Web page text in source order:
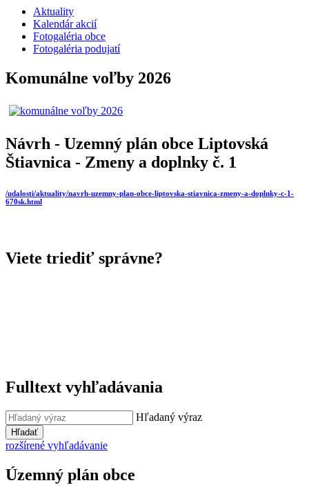
Aktuality
Kalendár akcií
Fotogaléria obce
Fotogaléria podujatí
Komunálne voľby 2026
Návrh - Uzemný plán obce Liptovská
Štiavnica - Zmeny a doplnky č. 1
/udalosti/aktuality/navrh-uzemny-plan-obce-liptovska-stiavnica-zmeny-a-doplnky-c-1-
670sk.html
Viete triediť správne?
Fulltext vyhľadávania
Hľadaný výraz
Hľadať
rozšírené vyhľadávanie
Územný plán obce